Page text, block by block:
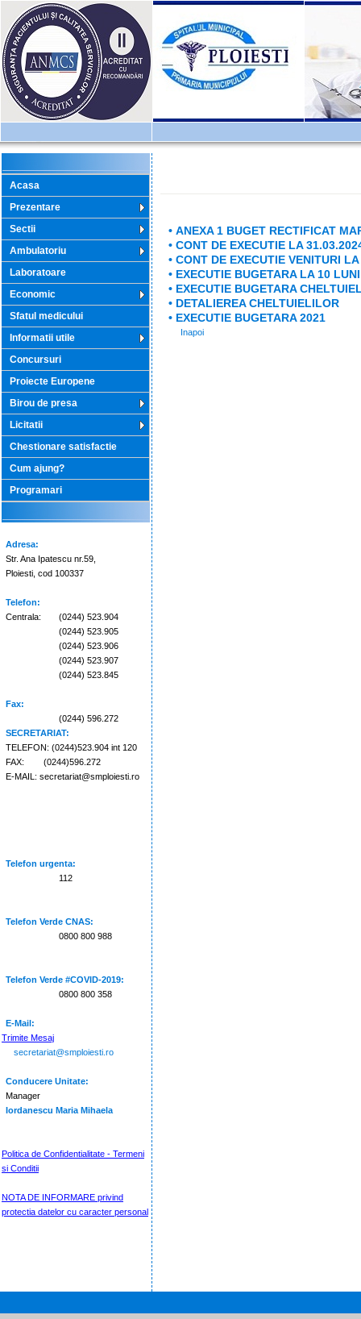
Acasa
Prezentare
Sectii
Ambulatoriu
Laboratoare
Economic
Sfatul medicului
Informatii utile
Concursuri
Proiecte Europene
Birou de presa
Licitatii
Chestionare satisfactie
Cum ajung?
Programari
Adresa:
Str. Ana Ipatescu nr.59,
Ploiesti, cod 100337
Telefon:
Centrala:
(0244) 523.904
(0244) 523.905
(0244) 523.906
(0244) 523.907
(0244) 523.845
Fax:
(0244) 596.272
SECRETARIAT:
TELEFON: (0244)523.904 int 120
FAX: (0244)596.272
E-MAIL: secretariat@smploiesti.ro
Telefon urgenta:
112
Telefon Verde CNAS:
0800 800 988
Telefon Verde #COVID-2019:
0800 800 358
E-Mail:
Trimite Mesaj
secretariat@smploiesti.ro
Conducere Unitate:
Manager
Iordanescu Maria Mihaela
Politica de Confidentialitate - Termeni
si Conditii
NOTA DE INFORMARE privind
protectia datelor cu caracter personal
• ANEXA 1 BUGET RECTIFICAT
• CONT DE EXECUTIE LA
• CONT DE EXECUTIE VENITURI
• EXECUTIE BUGETARA LA 10
• EXECUTIE BUGETARA
• DETALIEREA CHELTUIELILOR
• EXECUTIE BUGETARA 2021
Inapoi